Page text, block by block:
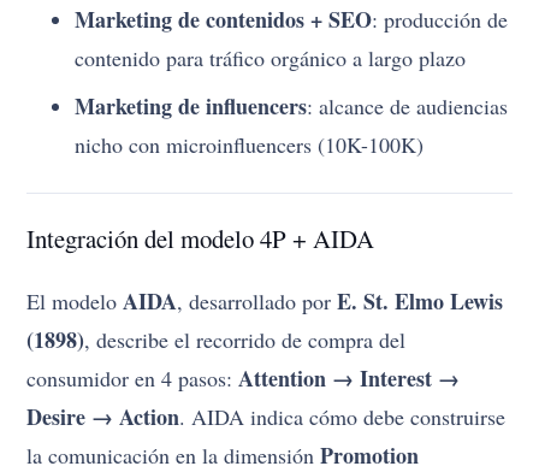
Marketing de contenidos + SEO: producción de
contenido para tráfico orgánico a largo plazo
Marketing de influencers: alcance de audiencias
nicho con microinfluencers (10K-100K)
Integración del modelo 4P + AIDA
El modelo AIDA, desarrollado porE. St. Elmo Lewis
(1898), describe el recorrido de compra del
consumidor en 4 pasos: Attention → Interest →
Desire → Action. AIDA indica cómo debe construirse
la comunicación en la dimensiónPromotion